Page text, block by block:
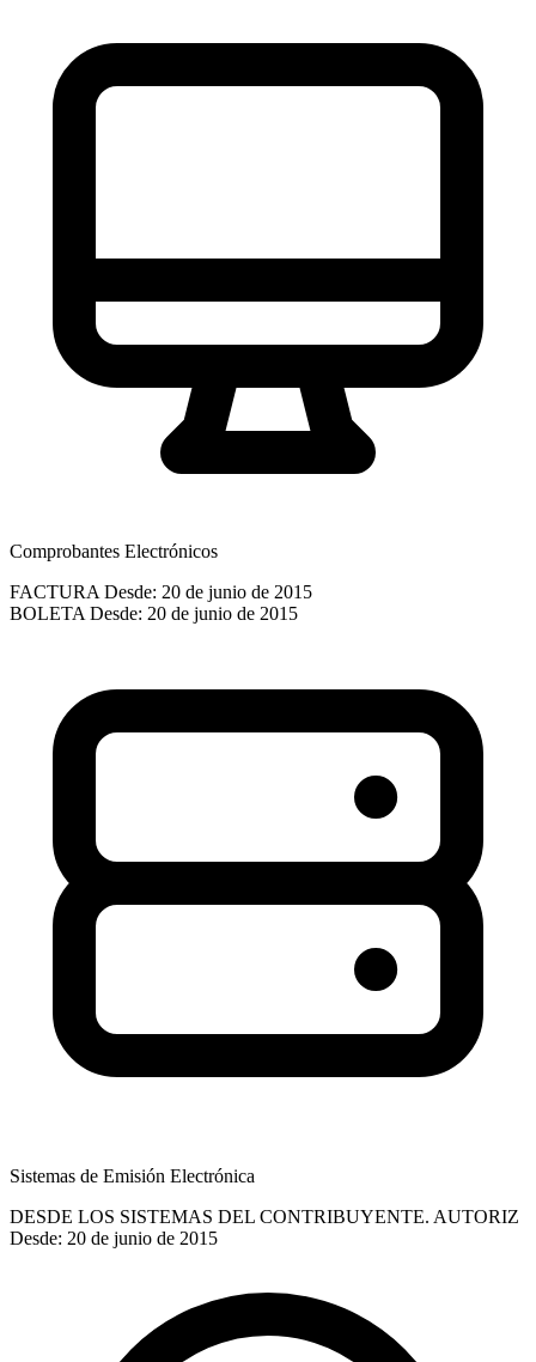
Comprobantes Electrónicos
FACTURA Desde: 20 de junio de 2015
BOLETA Desde: 20 de junio de 2015
Sistemas de Emisión Electrónica
DESDE LOS SISTEMAS DEL CONTRIBUYENTE. AUTORIZ
Desde: 20 de junio de 2015